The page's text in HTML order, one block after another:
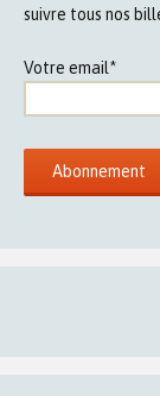
suivre tous nos
Votre email*